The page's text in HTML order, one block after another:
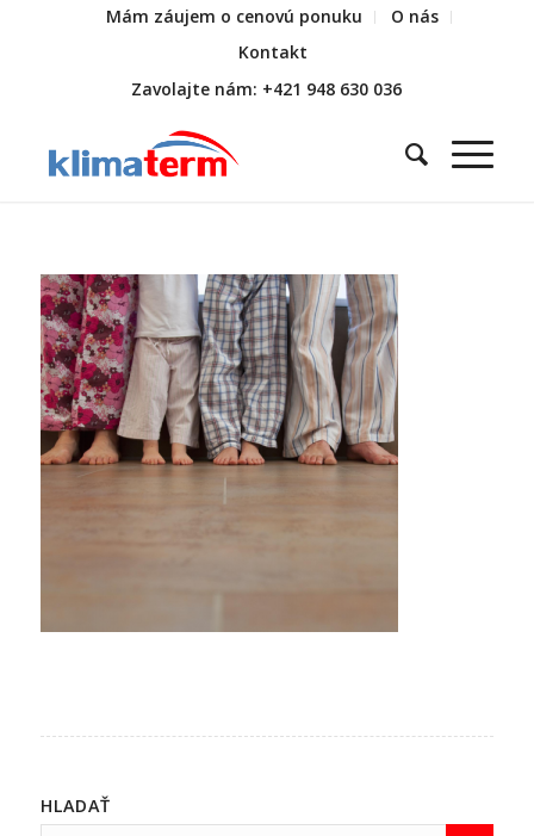
Mám záujem o cenovú ponuku
O nás
Kontakt
Zavolajte nám: +421 948 630 036
HLADAŤ